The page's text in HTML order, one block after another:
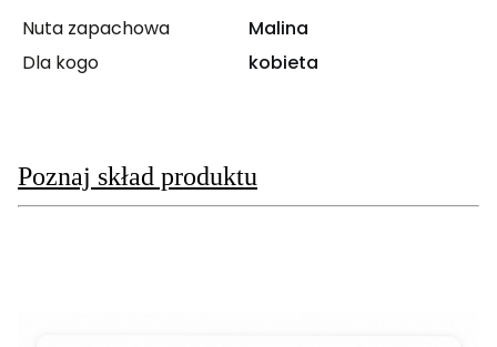
Nuta zapachowa
Malina
Dla kogo
kobieta
Poznaj skład produktu